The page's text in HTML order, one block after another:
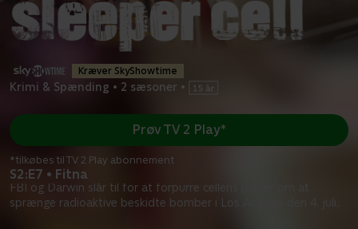
Kræver SkyShowtime
Krimi & Spænding • 2 sæsoner •
S2:E7 • Fitna
FBI og Darwin slår til for at forpurre cellens planer om at
sprænge radioaktive beskidte bomber i Los Angeles den 4. juli,.
Prøv TV 2 Play*
*tilkøbes til TV 2 Play abonnement